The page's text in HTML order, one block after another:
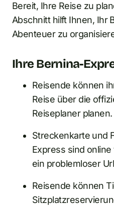
Bereit, Ihre Reise zu
Abschnitt hilft Ihnen, Ihr
Abenteuer zu
Ihre Bernina-
Reisende können
Reise über die
Reiseplaner planen.
Streckenkarte und
Express sind
ein problemloser
Reisende können